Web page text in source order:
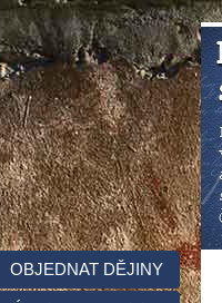
OBJEDNAT DĚJINY